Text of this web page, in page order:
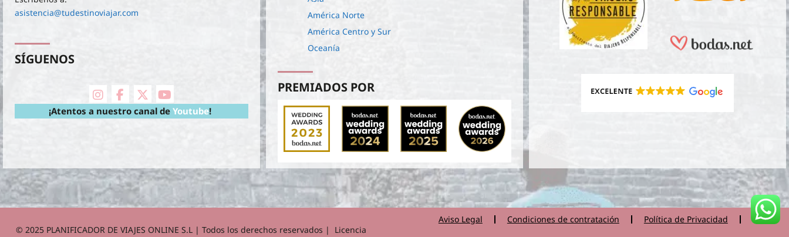
asistencia@tudestinoviajar.com
SÍGUENOS
instagramfacebookX Twitter
¡Atentos a nuestro canal de Youtube!
América Norte
América Centro y Sur
Oceanía
PREMIADOS POR
© 2025 PLANIFICADOR DE VIAJES ONLINE S.L | Todos los derechos reservados | Licencia
Aviso Legal Condiciones de contratación Política de Privacidad